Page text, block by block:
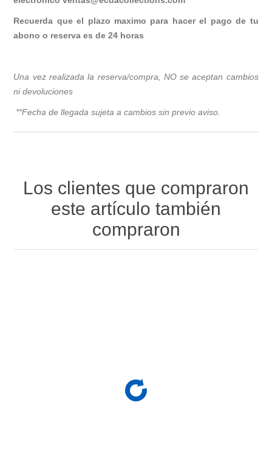
Recuerda que el plazo maximo para hacer el pago de tu
abono o reserva es de 24 horas
Una vez realizada la reserva/compra, NO se aceptan cambios
ni devoluciones
**Fecha de llegada sujeta a cambios sin previo aviso.
Los clientes que compraron
este artículo también
compraron